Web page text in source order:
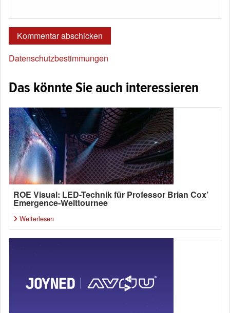
Datenschutzbestimmungen
Das könnte Sie auch interessieren
ROE Visual: LED-Technik für Professor Brian Cox’
Emergence-Welttournee
Weiterlesen